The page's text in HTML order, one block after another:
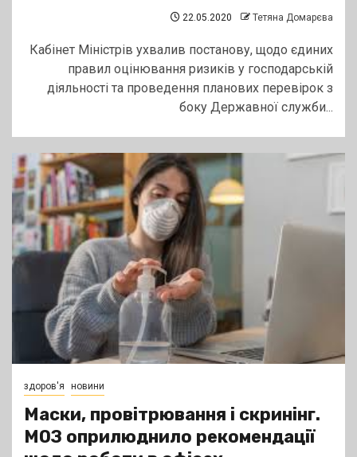
22.05.2020 Тетяна Домарєва
Кабінет Міністрів ухвалив постанову, щодо єдиних
правил оцінювання ризиків у господарській
діяльності та проведення планових перевірок з
боку Державної служби...
здоров'я новини
Маски, провітрювання і скринінг.
МОЗ оприлюднило рекомендації